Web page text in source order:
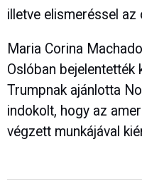
illetve elismeréssel az
Maria Corina
Oslóban bejelentették
Trumpnak ajánlotta
indokolt, hogy az
végzett munkájával